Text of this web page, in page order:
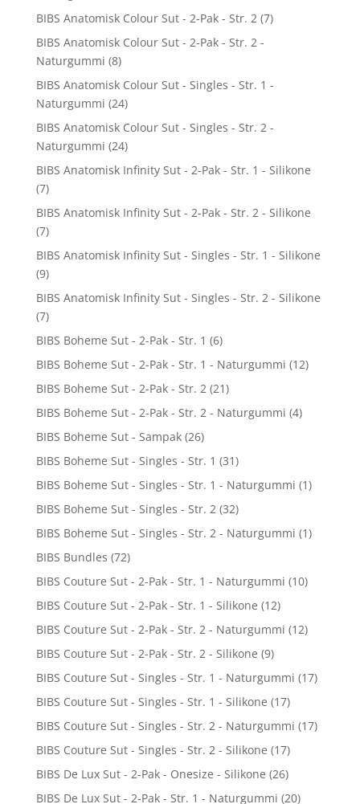
BIBS Anatomisk Colour Sut - 2-Pak - Str. 2 (7)
BIBS Anatomisk Colour Sut - 2-Pak - Str. 2 -
Naturgummi (8)
BIBS Anatomisk Colour Sut - Singles - Str. 1 -
Naturgummi (24)
BIBS Anatomisk Colour Sut - Singles - Str. 2 -
Naturgummi (24)
BIBS Anatomisk Infinity Sut - 2-Pak - Str. 1 - Silikone
(7)
BIBS Anatomisk Infinity Sut - 2-Pak - Str. 2 - Silikone
(7)
BIBS Anatomisk Infinity Sut - Singles - Str. 1 - Silikone
(9)
BIBS Anatomisk Infinity Sut - Singles - Str. 2 - Silikone
(7)
BIBS Boheme Sut - 2-Pak - Str. 1 (6)
BIBS Boheme Sut - 2-Pak - Str. 1 - Naturgummi (12)
BIBS Boheme Sut - 2-Pak - Str. 2 (21)
BIBS Boheme Sut - 2-Pak - Str. 2 - Naturgummi (4)
BIBS Boheme Sut - Sampak (26)
BIBS Boheme Sut - Singles - Str. 1 (31)
BIBS Boheme Sut - Singles - Str. 1 - Naturgummi (1)
BIBS Boheme Sut - Singles - Str. 2 (32)
BIBS Boheme Sut - Singles - Str. 2 - Naturgummi (1)
BIBS Bundles (72)
BIBS Couture Sut - 2-Pak - Str. 1 - Naturgummi (10)
BIBS Couture Sut - 2-Pak - Str. 1 - Silikone (12)
BIBS Couture Sut - 2-Pak - Str. 2 - Naturgummi (12)
BIBS Couture Sut - 2-Pak - Str. 2 - Silikone (9)
BIBS Couture Sut - Singles - Str. 1 - Naturgummi (17)
BIBS Couture Sut - Singles - Str. 1 - Silikone (17)
BIBS Couture Sut - Singles - Str. 2 - Naturgummi (17)
BIBS Couture Sut - Singles - Str. 2 - Silikone (17)
BIBS De Lux Sut - 2-Pak - Onesize - Silikone (26)
BIBS De Lux Sut - 2-Pak - Str. 1 - Naturgummi (20)